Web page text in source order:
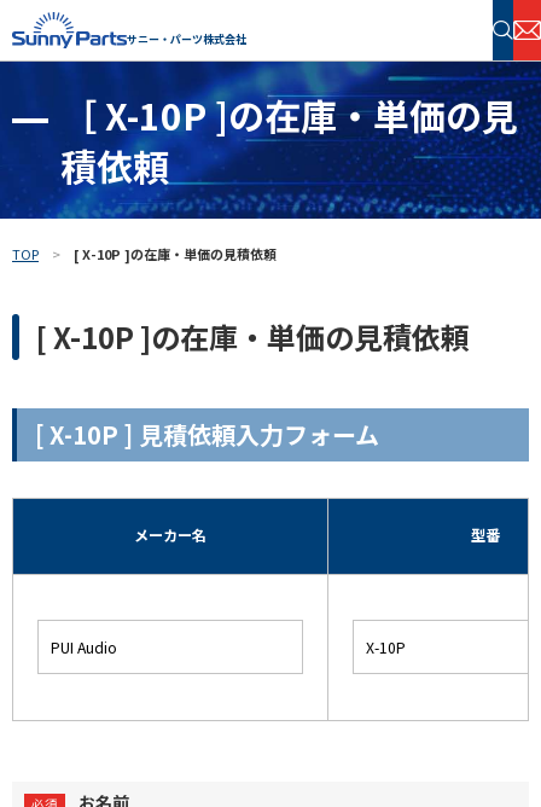
サニー・パーツ株式会社
半導体・電子部品 在庫検索
フリーワードで探す
［ X-10P ]の在庫・単価の見
積依頼
TOP [ X-10P ]の在庫・単価の見積依頼
[ X-10P ]の在庫・単価の見積依頼
[ X-10P ] 見積依頼入力フォーム
メーカー名 型番
お名前